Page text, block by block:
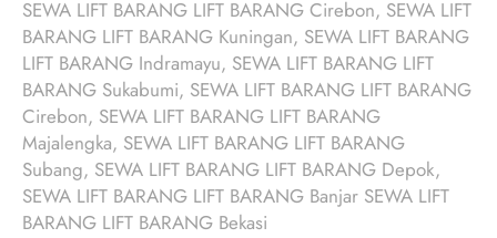
SEWA LIFT BARANG LIFT BARANG Cirebon, SEWA LIFT
BARANG LIFT BARANG Kuningan, SEWA LIFT BARANG
LIFT BARANG Indramayu, SEWA LIFT BARANG LIFT
BARANG Sukabumi, SEWA LIFT BARANG LIFT BARANG
Cirebon, SEWA LIFT BARANG LIFT BARANG
Majalengka, SEWA LIFT BARANG LIFT BARANG
Subang, SEWA LIFT BARANG LIFT BARANG Depok,
SEWA LIFT BARANG LIFT BARANG Banjar SEWA LIFT
BARANG LIFT BARANG Bekasi